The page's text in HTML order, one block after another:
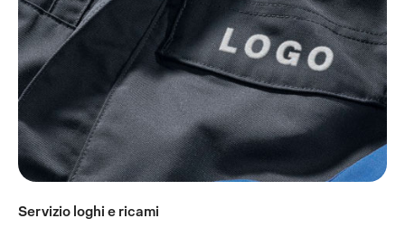
Servizio loghi e ricami